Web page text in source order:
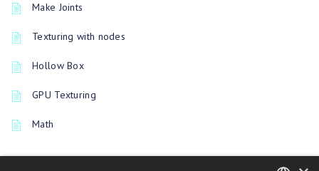
Make Joints
Texturing with nodes
Hollow Box
GPU Texturing
Math